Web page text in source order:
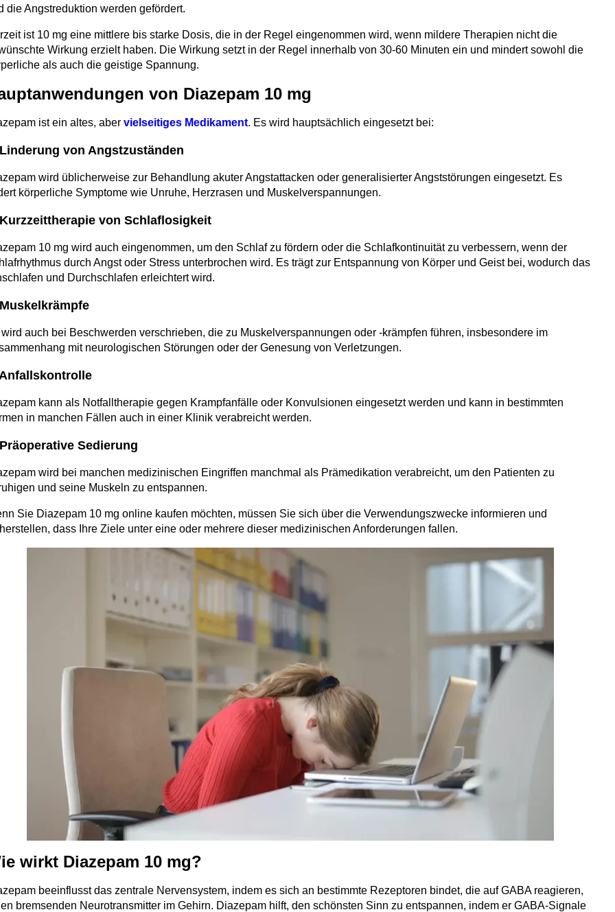
die Angstreduktion werden gefördert.
ist 10 mg eine mittlere bis starke Dosis, die in der Regel eingenommen wird, wenn mildere Therapien nicht die
Wirkung erzielt haben. Die Wirkung setzt in der Regel innerhalb von 30-60 Minuten ein und mindert sowohl die
als auch die geistige Spannung.
von Diazepam 10 mg
ist ein altes, abervielseitiges Medikament. Es wird hauptsächlich eingesetzt bei:
von Angstzuständen
wird üblicherweise zur Behandlung akuter Angstattacken oder generalisierter Angststörungen eingesetzt. Es
körperliche Symptome wie Unruhe, Herzrasen und Muskelverspannungen.
von Schlaflosigkeit
10 mg wird auch eingenommen, um den Schlaf zu fördern oder die Schlafkontinuität zu verbessern, wenn der
durch Angst oder Stress unterbrochen wird. Es trägt zur Entspannung von Körper und Geist bei, wodurch das
und Durchschlafen erleichtert wird.
wird auch bei Beschwerden verschrieben, die zu Muskelverspannungen oder -krämpfen führen, insbesondere im
mit neurologischen Störungen oder der Genesung von Verletzungen.
kann als Notfalltherapie gegen Krampfanfälle oder Konvulsionen eingesetzt werden und kann in bestimmten
in manchen Fällen auch in einer Klinik verabreicht werden.
Sedierung
wird bei manchen medizinischen Eingriffen manchmal als Prämedikation verabreicht, um den Patienten zu
und seine Muskeln zu entspannen.
Sie Diazepam 10 mg online kaufen möchten, müssen Sie sich über die Verwendungszwecke informieren und
dass Ihre Ziele unter eine oder mehrere dieser medizinischen Anforderungen fallen.
wirkt Diazepam 10 mg?
beeinflusst das zentrale Nervensystem, indem es sich an bestimmte Rezeptoren bindet, die auf GABA reagieren,
bremsenden Neurotransmitter im Gehirn. Diazepam hilft, den schönsten Sinn zu entspannen, indem er GABA-Signale